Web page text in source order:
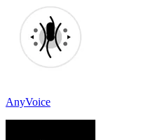
AnyVoice